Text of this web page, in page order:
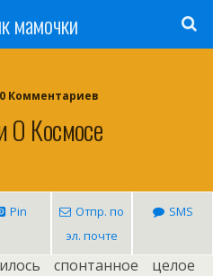
мамочки
Комментариев
О Космосе
Pin
Отпр. по
эл. почте
SMS
спонтанное целое